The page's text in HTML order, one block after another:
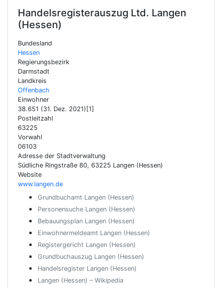
Handelsregisterauszug Ltd. Langen
(Hessen)
Bundesland
Hessen
Regierungsbezirk
Darmstadt
Landkreis
Offenbach
Einwohner
38.651 (31. Dez. 2021)[1]
Postleitzahl
63225
Vorwahl
06103
Adresse der Stadtverwaltung
Südliche Ringstraße 80, 63225 Langen (Hessen)
Website
www.langen.de
Grundbuchamt Langen (Hessen)
Personensuche Langen (Hessen)
Bebauungsplan Langen (Hessen)
Einwohnermeldeamt Langen (Hessen)
Registergericht Langen (Hessen)
Grundbuchauszug Langen (Hessen)
Handelsregister Langen (Hessen)
Langen (Hessen) – Wikipedia